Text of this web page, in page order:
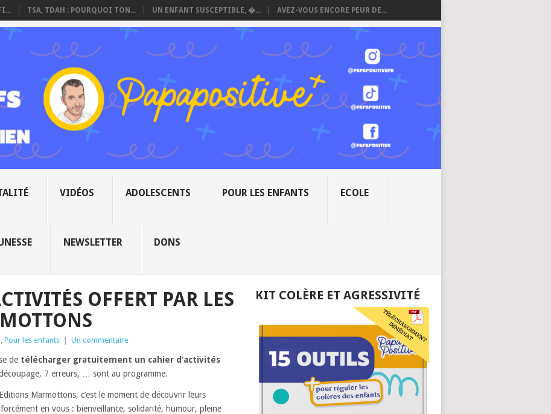
TSA, TDAH : POURQUOI TON... UN ENFANT SUSCEPTIBLE, �... AVEZ-VOUS ENCORE PEUR DE...
VIDÉOS ADOLESCENTS POUR LES ENFANTS ECOLE
NEWSLETTER DONS
OFFERT PAR LES
Pour les enfants Un commentaire
de télécharger gratuitement un cahier d’activités
7 erreurs, … sont au programme.
Marmottons, c’est le moment de découvrir leurs
en vous : bienveillance, solidarité, humour, pleine
KIT COLÈRE ET AGRESSIVITÉ